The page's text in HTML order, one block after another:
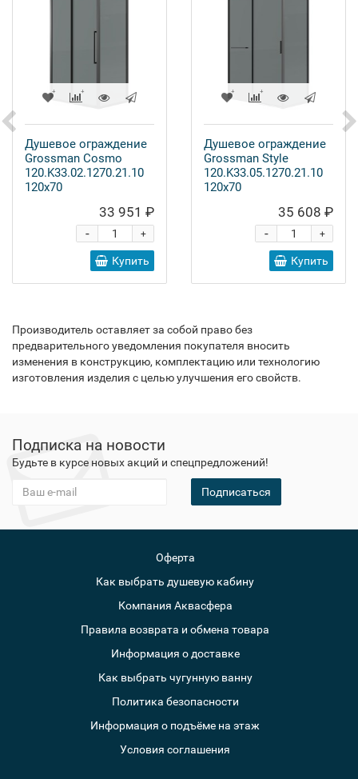
Душевое ограждение
Grossman Cosmo
120.K33.02.1270.21.10
120x70
33 951 ₽
+
-
Купить
Душевое ограждение
Grossman Style
120.K33.05.1270.21.10
120x70
35 608 ₽
+
-
Купить
Производитель оставляет за собой право без
предварительного уведомления покупателя вносить
изменения в конструкцию, комплектацию или технологию
изготовления изделия с целью улучшения его свойств.
Подписка на новости
Будьте в курсе новых акций и спецпредложений!
Подписаться
Оферта
Как выбрать душевую кабину
Компания Аквасфера
Правила возврата и обмена товара
Информация о доставке
Как выбрать чугунную ванну
Политика безопасности
Информация о подъёме на этаж
Условия соглашения